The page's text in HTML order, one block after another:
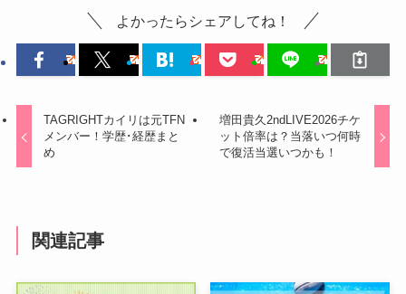
よかったらシェアしてね！
TAGRIGHTカイリは元TFN
メンバー！学歴･経歴まと
め
増田貴久2ndLIVE2026チケ
ット倍率は？当落いつ何時
で復活当選いつかも！
関連記事